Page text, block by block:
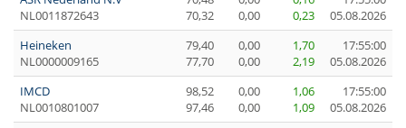
NL0011872643
70,32
0,00
0,23
05.08.2026
Heineken
NL0000009165
79,40
77,70
0,00
0,00
1,70
2,19
17:55:00
05.08.2026
IMCD
NL0010801007
98,52
97,46
0,00
0,00
1,06
1,09
17:55:00
05.08.2026